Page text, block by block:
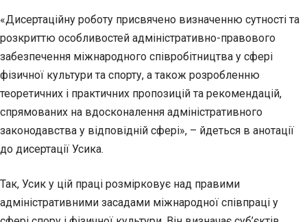
«Дисертаційну роботу присвячено визначенню сутності та
розкриттю особливостей адміністративно-правового
забезпечення міжнародного співробітництва у сфері
фізичної культури та спорту, а також розробленню
теоретичних і практичних пропозицій та рекомендацій,
спрямованих на вдосконалення адміністративного
законодавства у відповідній сфері», – йдеться в анотації
до дисертації Усика.
Так, Усик у цій праці розмірковує над правими
адміністративними засадами міжнародної співпраці у